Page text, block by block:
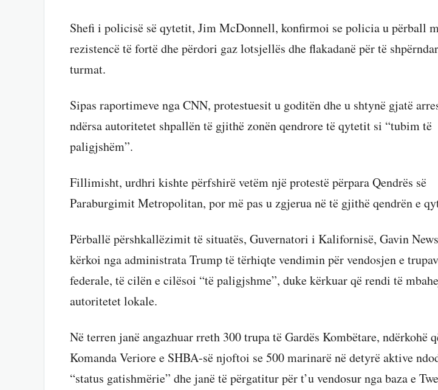
Shefi i policisë së qytetit, Jim McDonnell, konfirmoi se policia u përball
rezistencë të fortë dhe përdori gaz lotsjellës dhe flakadanë për të
turmat.
Sipas raportimeve nga CNN, protestuesit u goditën dhe u shtynë gjatë
ndërsa autoritetet shpallën të gjithë zonën qendrore të qytetit si “tubim të
paligjshëm”.
Fillimisht, urdhri kishte përfshirë vetëm një protestë përpara Qendrës së
Paraburgimit Metropolitan, por më pas u zgjerua në të gjithë qendrën e
Përballë përshkallëzimit të situatës, Guvernatori i Kalifornisë, Gavin
kërkoi nga administrata Trump të tërhiqte vendimin për vendosjen e
federale, të cilën e cilësoi “të paligjshme”, duke kërkuar që rendi të
autoritetet lokale.
Në terren janë angazhuar rreth 300 trupa të Gardës Kombëtare, ndërkohë
Komanda Veriore e SHBA-së njoftoi se 500 marinarë në detyrë aktive
“status gatishmërie” dhe janë të përgatitur për t’u vendosur nga baza e